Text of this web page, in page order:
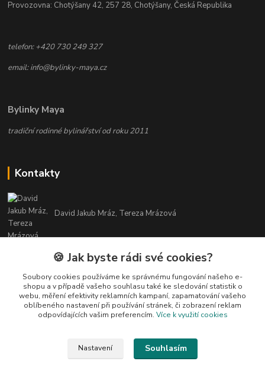
Provozovna: Chotýšany 42, 257 28, Chotýšany, Česká Republika
telefon: +420 730 249 327
email: info@bylinky-maya.cz
Bylinky Maya
tradiční rodinné bylinářství od roku 2011
Kontakty
David Jakub Mráz, Tereza Mrázová
info@bylinky-maya.cz
🍪 Jak byste rádi své cookies?
Soubory cookies používáme ke správnému fungování našeho e-
shopu a v případě vašeho souhlasu také ke sledování statistik o
webu, měření efektivity reklamních kampaní, zapamatování vašeho
oblíbeného nastavení při používání stránek, či zobrazení reklam
odpovídajících vašim preferencím. Více k využití cookies
Nastavení Souhlasím